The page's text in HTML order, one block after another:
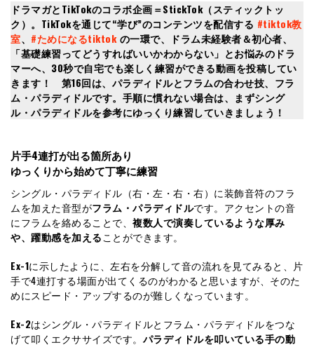
ドラマガとTikTokのコラボ企画＝StickTok（スティックトッ
ク）。TikTokを通じて“学び”のコンテンツを配信する #tiktok教
室、 #ためになるtiktokの一環で、ドラム未経験者＆初心者、
「基礎練習ってどうすればいいかわからない」とお悩みのドラ
マーへ、30秒で自宅でも楽しく練習ができる動画を投稿してい
きます！ 第16回は、パラディドルとフラムの合わせ技、フラ
ム・パラディドルです。手順に慣れない場合は、まずシング
ル・パラディドルを参考にゆっくり練習していきましょう！
片手4連打が出る箇所あり
ゆっくりから始めて丁寧に練習
シングル・パラディドル（右・左・右・右）に装飾音符のフラ
ムを加えた音型がフラム・パラディドルです。アクセントの音
にフラムを絡めることで、 複数人で演奏しているような厚み
や、躍動感を加えることができます。
Ex-1に示したように、左右を分解して音の流れを見てみると、片
手で4連打する場面が出てくるのがわかると思いますが、そのた
めにスピード・アップするのが難しくなっています。
Ex-2はシングル・パラディドルとフラム・パラディドルをつな
げて叩くエクササイズです。 パラディドルを叩いている手の動